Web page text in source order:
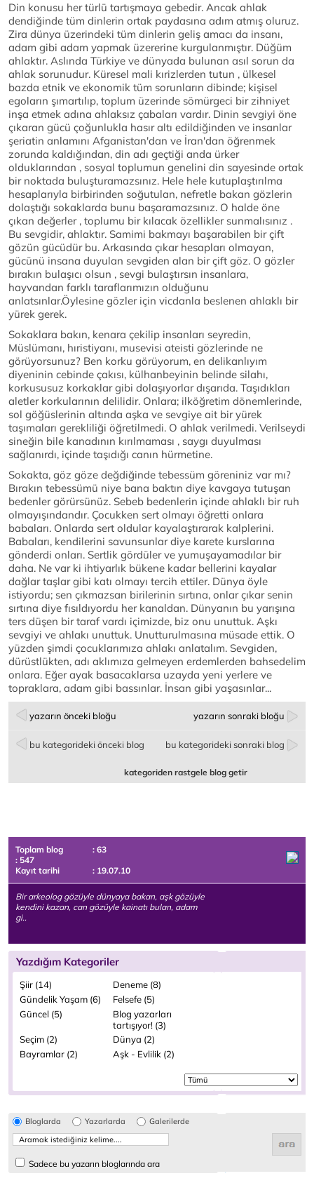
Din konusu her türlü tartışmaya gebedir. Ancak ahlak
dendiğinde tüm dinlerin ortak paydasına adım atmış oluruz.
Zira dünya üzerindeki tüm dinlerin geliş amacı da insanı,
adam gibi adam yapmak üzererine kurgulanmıştır. Düğüm
ahlaktır. Aslında Türkiye ve dünyada bulunan asıl sorun da
ahlak sorunudur. Küresel mali kırizlerden tutun , ülkesel
bazda etnik ve ekonomik tüm sorunların dibinde; kişisel
egoların şımartılıp, toplum üzerinde sömürgeci bir zihniyet
inşa etmek adına ahlaksız çabaları vardır. Dinin sevgiyi öne
çıkaran gücü çoğunlukla hasır altı edildiğinden ve insanlar
şeriatin anlamını Afganistan'dan ve İran'dan öğrenmek
zorunda kaldığından, din adı geçtiği anda ürker
olduklarından , sosyal toplumun genelini din sayesinde ortak
bir noktada buluşturamazsınız. Hele hele kutuplaştırılma
hesaplarıyla birbirinden soğutulan, nefretle bakan gözlerin
dolaştığı sokaklarda bunu başaramazsınız. O halde öne
çıkan değerler , toplumu bir kılacak özellikler sunmalısınız .
Bu sevgidir, ahlaktır. Samimi bakmayı başarabilen bir çift
gözün gücüdür bu. Arkasında çıkar hesapları olmayan,
gücünü insana duyulan sevgiden alan bir çift göz. O gözler
bırakın bulaşıcı olsun , sevgi bulaştırsın insanlara,
hayvandan farklı taraflarımızın olduğunu
anlatsınlar.Öylesine gözler için vicdanla beslenen ahlaklı bir
yürek gerek.
Sokaklara bakın, kenara çekilip insanları seyredin,
Müslümanı, hıristiyanı, musevisi ateisti gözlerinde ne
görüyorsunuz? Ben korku görüyorum, en delikanlıyım
diyeninin cebinde çakısı, külhanbeyinin belinde silahı,
korkususuz korkaklar gibi dolaşıyorlar dışarıda. Taşıdıkları
aletler korkularının delilidir. Onlara; ilköğretim dönemlerinde,
sol göğüslerinin altında aşka ve sevgiye ait bir yürek
taşımaları gerekliliği öğretilmedi. O ahlak verilmedi. Verilseydi
sineğin bile kanadının kırılmaması , saygı duyulması
sağlanırdı, içinde taşıdığı canın hürmetine.
Sokakta, göz göze değdiğinde tebessüm göreniniz var mı?
Bırakın tebessümü niye bana baktın diye kavgaya tutuşan
bedenler görürsünüz. Sebeb bedenlerin içinde ahlaklı bir ruh
olmayışındandır. Çocukken sert olmayı öğretti onlara
babaları. Onlarda sert oldular kayalaştırarak kalplerini.
Babaları, kendilerini savunsunlar diye karete kurslarına
gönderdi onları. Sertlik gördüler ve yumuşayamadılar bir
daha. Ne var ki ihtiyarlık bükene kadar bellerini kayalar
dağlar taşlar gibi katı olmayı tercih ettiler. Dünya öyle
istiyordu; sen çıkmazsan birilerinin sırtına, onlar çıkar senin
sırtına diye fısıldıyordu her kanaldan. Dünyanın bu yarışına
ters düşen bir taraf vardı içimizde, biz onu unuttuk. Aşkı
sevgiyi ve ahlakı unuttuk. Unutturulmasına müsade ettik. O
yüzden şimdi çocuklarımıza ahlakı anlatalım. Sevgiden,
dürüstlükten, adı aklımıza gelmeyen erdemlerden bahsedelim
onlara. Eğer ayak basacaklarsa uzayda yeni yerlere ve
topraklara, adam gibi bassınlar. İnsan gibi yaşasınlar...
yazarın önceki bloğu yazarın sonraki bloğu
bu kategorideki önceki blog bu kategorideki sonraki blog
kategoriden rastgele blog getir
Toplam blog
: 63
: 547
Kayıt tarihi
: 19.07.10
Bir arkeolog gözüyle dünyaya bakan, aşk gözüyle
kendini kazan, can gözüyle kainatı bulan, adam
gi..
Yazdığım Kategoriler
Şiir (14)
Deneme (8)
Gündelik Yaşam (6)
Felsefe (5)
Güncel (5)
Blog yazarları
tartışıyor! (3)
Seçim (2)
Dünya (2)
Bayramlar (2)
Aşk - Evlilik (2)
Bloglarda Yazarlarda Galerilerde
Sadece bu yazarın bloglarında ara